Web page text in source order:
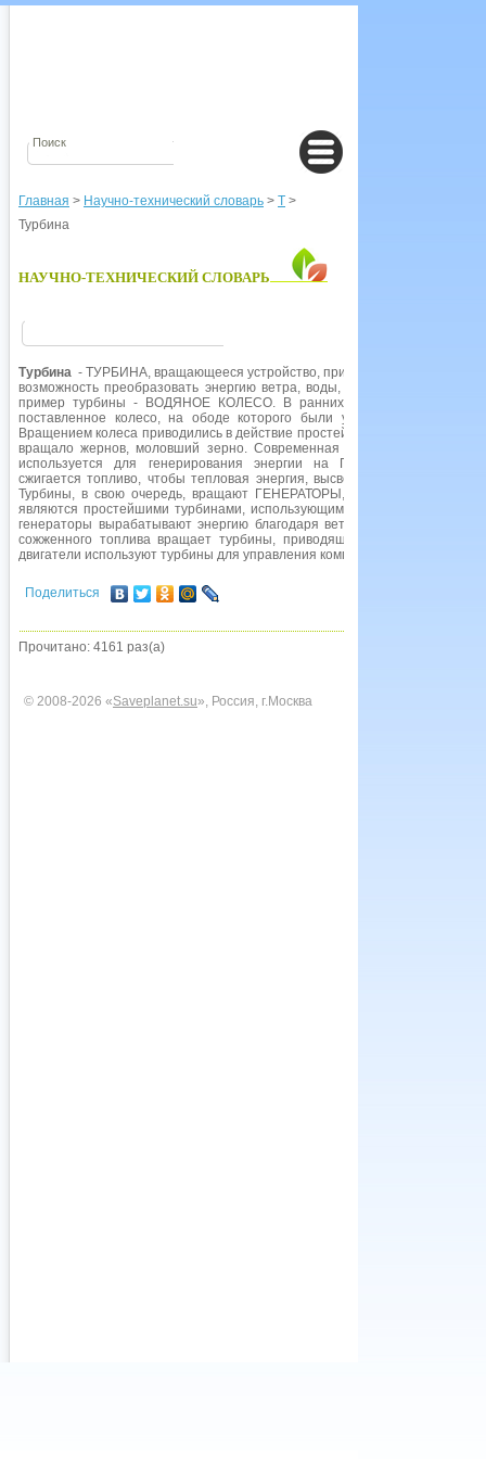
Главная > Научно-технический словарь > Т >
Турбина
НАУЧНО-ТЕХНИЧЕСКИЙ СЛОВАРЬ
Турбина - ТУРБИНА, вращающееся устройство, приводимое в движение
возможность преобразовать энергию ветра, воды, пара и других
пример турбины - ВОДЯНОЕ КОЛЕСО. В ранних конструкциях поток
поставленное колесо, на ободе которого были укреплены лопасти
Вращением колеса приводились в действие простейшие механизмы:
вращало жернов, моловший зерно. Современная водяная турбина
используется для генерирования энергии на
сжигается топливо, чтобы тепловая энергия, высвобождаемая при
Турбины, в свою очередь, вращают ГЕНЕРАТОРЫ, вырабатывающие
являются простейшими турбинами, использующими энергию ветра
генераторы вырабатывают энергию благодаря ветру, вращающему
сожженного топлива вращает турбины, приводящие в действие
двигатели используют турбины для управления компрессорами,
Поделиться
Прочитано: 4161 раз(а)
© 2008-2026 «Saveplanet.su», Россия, г.Москва